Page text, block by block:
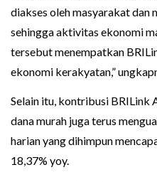
diakses oleh masyarakat dan
sehingga aktivitas ekonomi
tersebut menempatkan
ekonomi kerakyatan,”
Selain itu, kontribusi BRILink
dana murah juga terus
harian yang dihimpun
18,37% yoy.